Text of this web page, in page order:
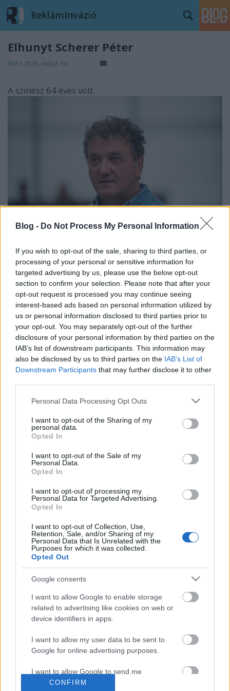
Blog - Do Not Process My Personal Information
If you wish to opt-out of the sale, sharing to third parties, or
processing of your personal or sensitive information for
targeted advertising by us, please use the below opt-out
section to confirm your selection. Please note that after your
opt-out request is processed you may continue seeing
interest-based ads based on personal information utilized by
us or personal information disclosed to third parties prior to
your opt-out. You may separately opt-out of the further
disclosure of your personal information by third parties on the
IAB’s list of downstream participants. This information may
also be disclosed by us to third parties on the IAB’s List of
Downstream Participants that may further disclose it to other
Please note that this website/app uses one or more Google
not limited to your visit or usage behaviour. You may click to
grant or deny consent to Google and its third-party tags to
use your data for below specified purposes in below Google
consent section.
Personal Data Processing Opt Outs
I want to opt-out of the Sharing of my
personal data.
Opted In
I want to opt-out of the Sale of my
Personal Data.
Opted In
I want to opt-out of processing my
Personal Data for Targeted Advertising.
Opted In
I want to opt-out of Collection, Use,
Retention, Sale, and/or Sharing of my
Personal Data that Is Unrelated with the
Purposes for which it was collected.
Opted Out
Google consents
I want to allow Google to enable storage
related to advertising like cookies on web or
device identifiers in apps.
I want to allow my user data to be sent to
Google for online advertising purposes.
I want to allow Google to send me
personalized advertising.
CONFIRM
ReklámInvázió
Elhunyt Scherer Péter
FoA • 2026. május 19.
A színész 64 éves volt.
64 éves korában elhunyt Scherer Péter Jászai Mari-
díjas színész, jelentette bea Nézőművészeti Kft.
Facebook-oldalán.
Scherer 1961-ben született, Szombathelyen
érettségizett, 1987-ben építőmérnöki diplomát
szerzett a Budapesti Műszaki Egyetemen. 1995-ben
színművész oklevelet kapott a Magyar
Színészkamarától.
Az elmúlt két évtizedben számos filmben és
sorozatban játszott, szerepelt többek között az RTL-
en futó Válótársak és Apatigris című szériákban is,
realityben is.
Fotó: RTL Sajtóklub
Címkék:Scherer Péter
Ajánlott bejegyzések:
Augusztus végén indul a Troll a
konyhában új évada
Mégsem lesz az M1 Híradó arca Borsa
Miklós